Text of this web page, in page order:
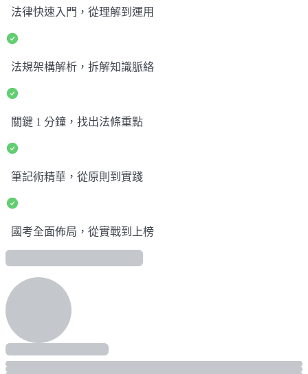
法律快速入門，從理解到運用
法規架構解析，拆解知識脈絡
關鍵 1 分鐘，找出法條重點
筆記術精華，從原則到實踐
國考全面佈局，從實戰到上榜